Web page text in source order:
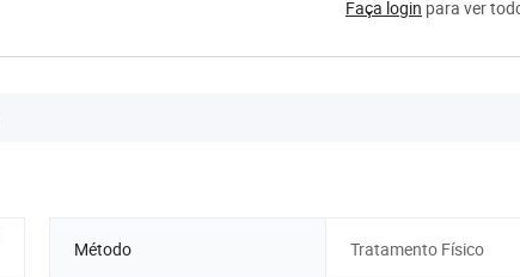
Faça login para ver
Método Tratamento Físico